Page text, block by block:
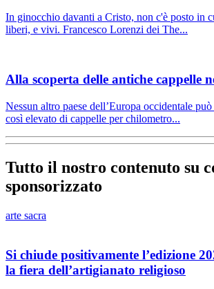
In ginocchio davanti a Cristo, non c'è posto in
liberi, e vivi. Francesco Lorenzi dei The...
Alla scoperta delle antiche cappelle
Nessun altro paese dell’Europa occidentale
così elevato di cappelle per chilometro...
Tutto il nostro contenuto su
sponsorizzato
arte sacra
Si chiude positivamente l’edizione
la fiera dell’artigianato religioso